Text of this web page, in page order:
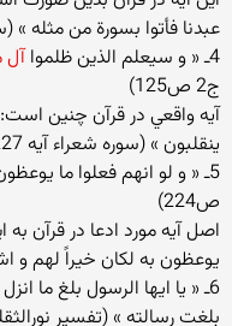
عبدنا فأتوا بسورة‌ من‌ مثله‌ »
4ـ « و سيعلم‌ الذين‌ ظلموا
ج‌2 ص‌125)
آيه‌ واقعي‌ در قرآن‌ چنين‌
ينقلبون‌ » (سوره‌ شعراء آيه‌ 227)
5ـ « و لو انهم‌ فعلوا ما يوعظون‌ به‌
ص‌224)
اصل‌ آيه‌ مورد ادعا در قرآن‌
يوعظون‌ به‌ لكان‌ خيراً لهم‌ و
6ـ « يا ايها الرسول‌ بلغ‌ ما انزل‌ اليك‌ من‌ ربك‌
بلغت‌ رسالته‌ » (تفسير